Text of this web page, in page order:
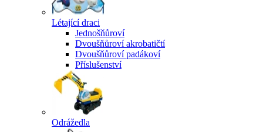
Létající draci
Jednošňůroví
Dvoušňůroví akrobatičtí
Dvoušňůroví padákoví
Příslušenství
Odrážedla